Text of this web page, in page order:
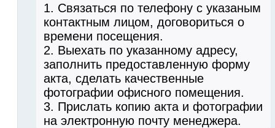
1. Связаться по телефону с указаным
контактным лицом, договориться о
времени посещения.
2. Выехать по указанному адресу,
заполнить предоставленную форму
акта, сделать качественные
фотографии офисного помещения.
3. Прислать копию акта и фотографии
на электронную почту менеджера.